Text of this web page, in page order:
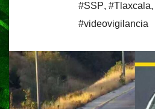
#SSP, #Tlaxcala,
#videovigilancia